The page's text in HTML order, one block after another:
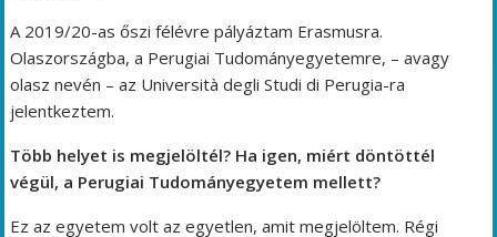
A 2019/20-as őszi félévre pályáztam Erasmusra.
Olaszországba, a Perugiai Tudományegyetemre, – avagy
olasz nevén – az Università degli Studi di Perugia-ra
jelentkeztem.
Több helyet is megjelöltél? Ha igen, miért döntöttél
végül, a Perugiai Tudományegyetem mellett?
Ez az egyetem volt az egyetlen, amit megjelöltem. Régi